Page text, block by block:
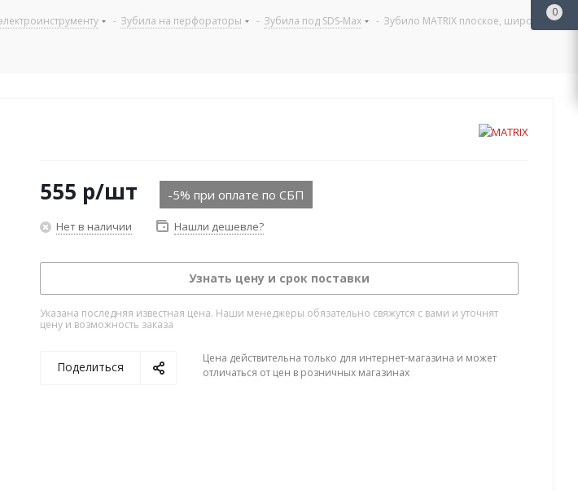
- Зубила на перфораторы - Зубила под SDS-Max - Зубило MATRIX плоское, широкое,
555 р/шт -5% при оплате по СБП
Нет в наличии Нашли дешевле?
Узнать цену и срок поставки
Указана последняя известная цена. Наши менеджеры обязательно свяжутся с вами и уточнят
цену и возможность заказа
Поделиться
Цена действительна только для интернет-магазина и может
отличаться от цен в розничных магазинах
0